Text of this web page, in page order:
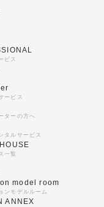
ビス
ービス
ターの方へ
タルサービス
一覧
model room
ンモデルルーム
ANNEX